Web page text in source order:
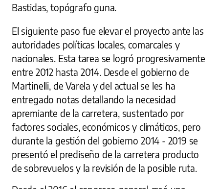
Bastidas, topógrafo guna.
El siguiente paso fue elevar el proyecto ante las
autoridades políticas locales, comarcales y
nacionales. Esta tarea se logró progresivamente
entre 2012 hasta 2014. Desde el gobierno de
Martinelli, de Varela y del actual se les ha
entregado notas detallando la necesidad
apremiante de la carretera, sustentado por
factores sociales, económicos y climáticos, pero
durante la gestión del gobierno 2014 - 2019 se
presentó el prediseño de la carretera producto
de sobrevuelos y la revisión de la posible ruta.